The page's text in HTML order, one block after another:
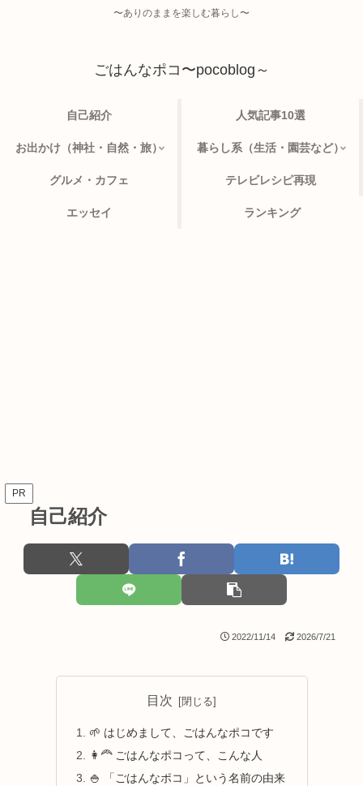
〜ありのままを楽しむ暮らし〜
ごはんなポコ〜pocoblog～
自己紹介 人気記事10選
お出かけ（神社・自然・旅） 暮らし系（生活・園芸など）
グルメ・カフェ テレビレシピ再現
エッセイ ランキング
PR
自己紹介
2022/11/14 2026/7/21
目次
🌱 はじめまして、ごはんなポコです
👩‍🦰 ごはんなポコって、こんな人
🍚 「ごはんなポコ」という名前の由来